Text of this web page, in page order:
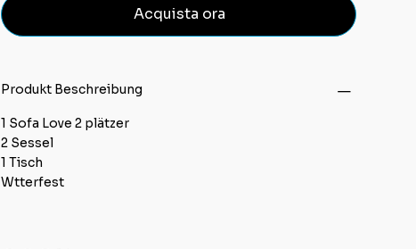
Acquista ora
Produkt Beschreibung
1 Sofa Love 2 plätzer
2 Sessel
1 Tisch
Wtterfest